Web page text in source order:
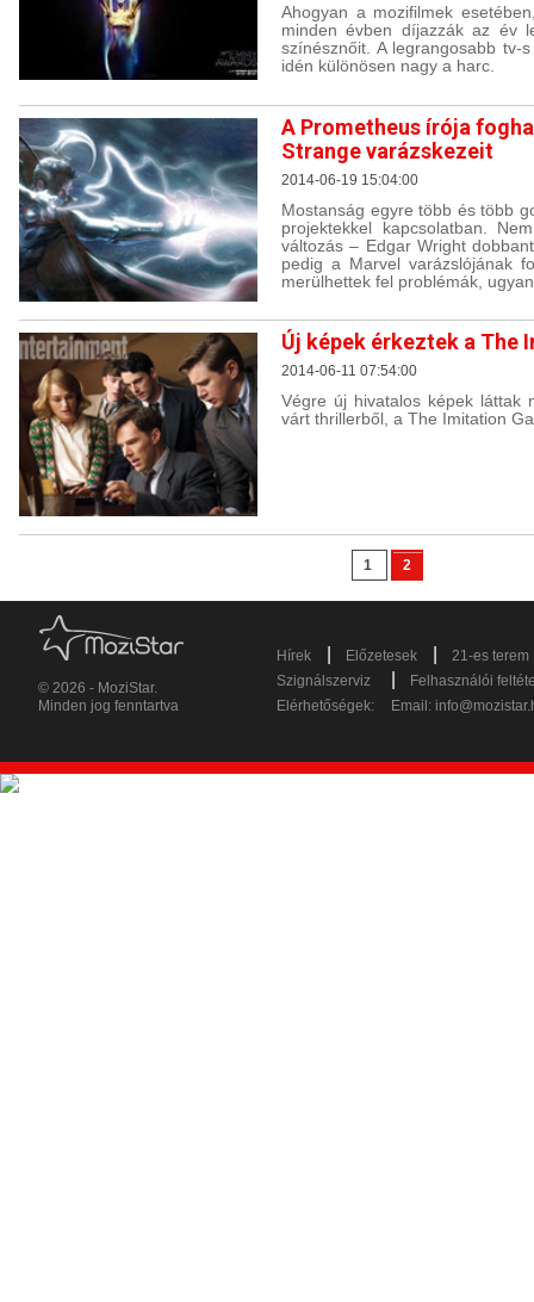
Ahogyan a mozifilmek
minden évben díjazzák az év
színésznőit. A legrangosabb tv-
idén különösen nagy a harc.
A Prometheus írója
Strange varázskezeit
2014-06-19 15:04:00
Mostanság egyre több és több
projektekkel kapcsolatban.
változás – Edgar Wright
pedig a Marvel varázslójának
merülhettek fel problémák,
Új képek érkeztek a The
2014-06-11 07:54:00
Végre új hivatalos képek láttak
várt thrillerből, a The Imitation
1 2
© 2026 - MoziStar.
Minden jog fenntartva
Hírek Előzetesek
21-es terem
Szignálszerviz
Felhasználói
Elérhetőségek:
Email: